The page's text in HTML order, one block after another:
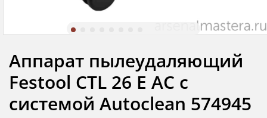
Аппарат пылеудаляющий
Festool CTL 26 E AC с
системой Autoclean 574945